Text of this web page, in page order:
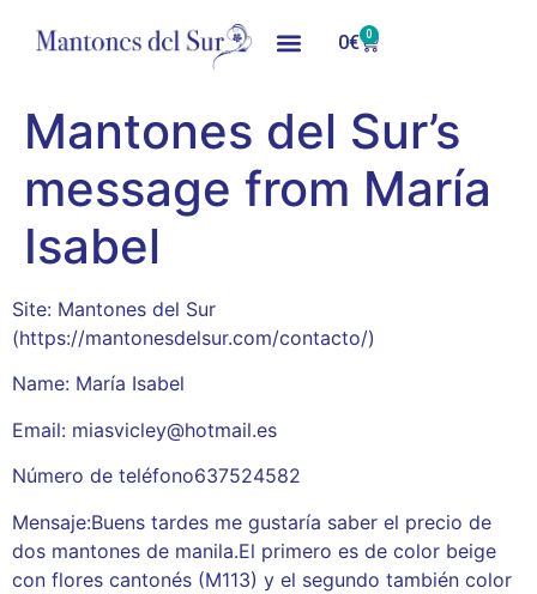
0€ 0
Mantones del Sur’s
message from María
Isabel
Site: Mantones del Sur
(https://mantonesdelsur.com/contacto/)
Name: María Isabel
Email: miasvicley@hotmail.es
Número de teléfono637524582
Mensaje:Buens tardes me gustaría saber el precio de
dos mantones de manila.El primero es de color beige
con flores cantonés (M113) y el segundo también color